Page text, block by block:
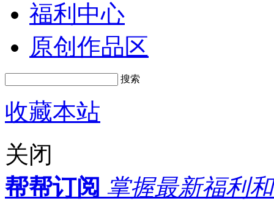
福利中心
原创作品区
搜索
收藏本站
关闭
帮帮订阅 掌握最新福利